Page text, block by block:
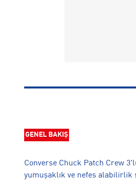
GENEL BAKIŞ
Converse Chuck Patch Crew
yumuşaklık ve nefes alabilirlik